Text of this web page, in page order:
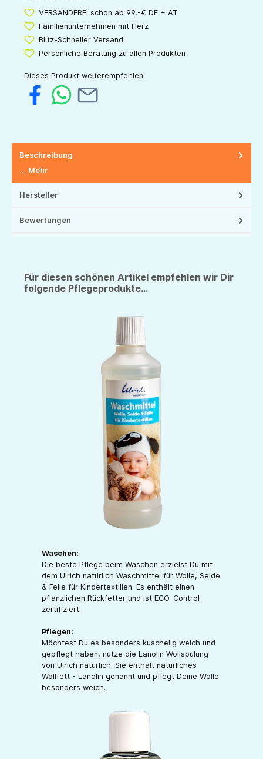
VERSANDFREI schon ab 99,-€ DE + AT
Familienunternehmen mit Herz
Blitz-Schneller Versand
Persönliche Beratung zu allen Produkten
Dieses Produkt weiterempfehlen:
Beschreibung
… Mehr
Hersteller
Bewertungen
Für diesen schönen Artikel empfehlen wir Dir
folgende Pflegeprodukte...
Waschen:
Die beste Pflege beim Waschen erzielst Du mit
dem Ulrich natürlich Waschmittel für Wolle, Seide
& Felle für Kindertextilien. Es enthält einen
pflanzlichen Rückfetter und ist ECO-Control
zertifiziert.
Pflegen:
Möchtest Du es besonders kuschelig weich und
gepflegt haben, nutze die Lanolin Wollspülung
von Ulrich natürlich. Sie enthält natürliches
Wollfett - Lanolin genannt und pflegt Deine Wolle
besonders weich.